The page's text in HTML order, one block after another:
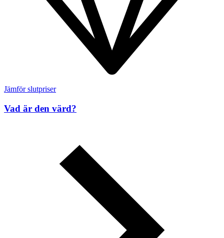
Jämför slutpriser
Vad är den värd?